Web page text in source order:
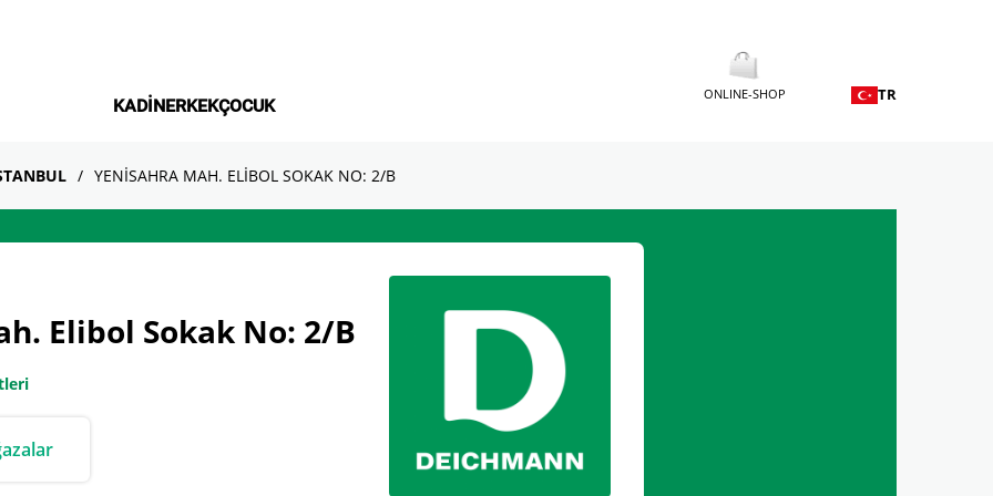
KADINERKEKÇOCUK
ONLINE-SHOP TR
YENISAHRA MAH. ELIBOL SOKAK NO: 2/B
Elibol Sokak No: 2/B